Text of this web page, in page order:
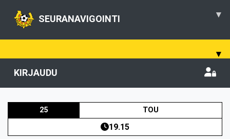
SEURANAVIGOINTI ▾
▾
KIRJAUDU
25 TOU
19.15